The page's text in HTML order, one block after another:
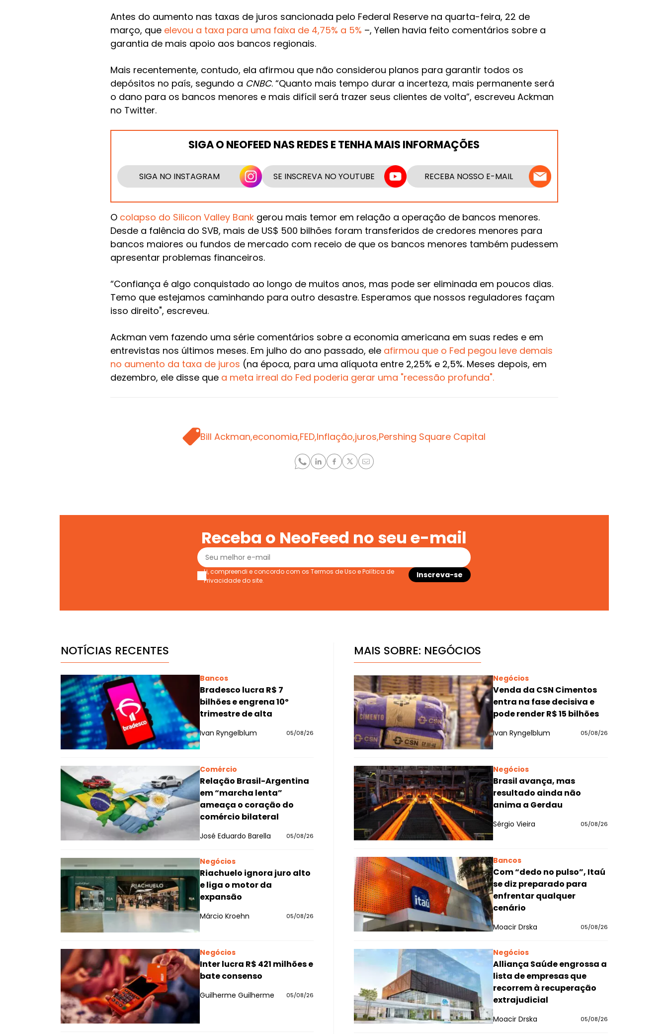
Antes do aumento nas taxas de juros sancionada pelo Federal Reserve na quarta-feira, 22 de
março, que elevou a taxa para uma faixa de 4,75% a 5% –, Yellen havia feito comentários sobre a
garantia de mais apoio aos bancos regionais.
Mais recentemente, contudo, ela afirmou que não considerou planos para garantir todos os
depósitos no país, segundo a CNBC. “Quanto mais tempo durar a incerteza, mais permanente será
o dano para os bancos menores e mais difícil será trazer seus clientes de volta”, escreveu Ackman
no Twitter.
SIGA O NEOFEED NAS REDES E TENHA MAIS INFORMAÇÕES
SIGA NO INSTAGRAM SE INSCREVA NO YOUTUBE RECEBA NOSSO E-MAIL
O colapso do Silicon Valley Bankgerou mais temor em relação a operação de bancos menores.
Desde a falência do SVB, mais de US$ 500 bilhões foram transferidos de credores menores para
bancos maiores ou fundos de mercado com receio de que os bancos menores também pudessem
apresentar problemas financeiros.
“Confiança é algo conquistado ao longo de muitos anos, mas pode ser eliminada em poucos dias.
Temo que estejamos caminhando para outro desastre. Esperamos que nossos reguladores façam
isso direito", escreveu.
Ackman vem fazendo uma série comentários sobre a economia americana em suas redes e em
entrevistas nos últimos meses. Em julho do ano passado, ele afirmou que o Fed pegou leve demais
no aumento da taxa de juros (na época, para uma alíquota entre 2,25% e 2,5%. Meses depois, em
dezembro, ele disse que a meta irreal do Fed poderia gerar uma "recessão profunda".
TAGSBill Ackman,economia,FED,Inflação,juros,Pershing Square Capital
Receba o NeoFeed no seu e-mail
Li, compreendi e concordo com osTermos de UsoePolítica de
Privacidadedo site.
NOTÍCIAS RECENTES
Bancos
Bradesco lucra R$ 7
bilhões e engrena 10º
trimestre de alta
Ivan Ryngelblum 05/08/26
Comércio
Relação Brasil-Argentina
em “marcha lenta”
ameaça o coração do
comércio bilateral
José Eduardo Barella 05/08/26
Negócios
Riachuelo ignora juro alto
e liga o motor da
expansão
Márcio Kroehn 05/08/26
Negócios
Inter lucra R$ 421 milhões e
bate consenso
Guilherme Guilherme 05/08/26
MAIS SOBRE: NEGÓCIOS
Negócios
Venda da CSN Cimentos
entra na fase decisiva e
pode render R$ 15 bilhões
Ivan Ryngelblum 05/08/26
Negócios
Brasil avança, mas
resultado ainda não
anima a Gerdau
Sérgio Vieira 05/08/26
Bancos
Com “dedo no pulso”, Itaú
se diz preparado para
enfrentar qualquer
cenário
Moacir Drska 05/08/26
Negócios
Alliança Saúde engrossa a
lista de empresas que
recorrem à recuperação
extrajudicial
Moacir Drska 05/08/26